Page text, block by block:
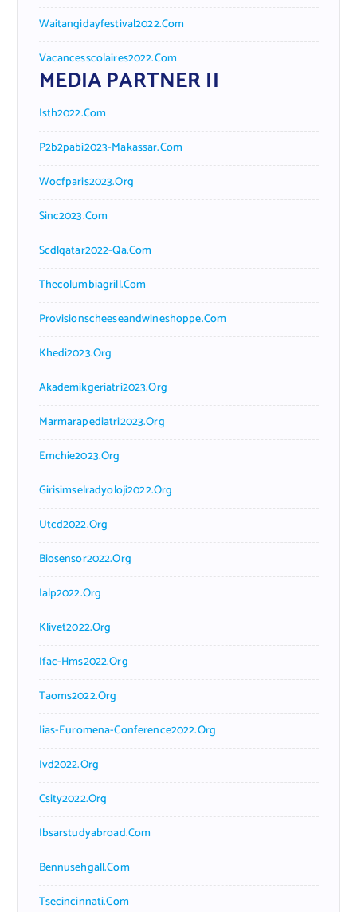
Waitangidayfestival2022.com
Vacancesscolaires2022.com
MEDIA PARTNER II
Isth2022.com
P2b2pabi2023-Makassar.com
Wocfparis2023.org
Sinc2023.com
Scdlqatar2022-Qa.com
Thecolumbiagrill.com
Provisionscheeseandwineshoppe.com
Khedi2023.org
Akademikgeriatri2023.org
Marmarapediatri2023.org
Emchie2023.org
Girisimselradyoloji2022.org
Utcd2022.org
Biosensor2022.org
Ialp2022.org
Klivet2022.org
Ifac-Hms2022.org
Taoms2022.org
Iias-Euromena-Conference2022.org
Ivd2022.org
Csity2022.org
Ibsarstudyabroad.com
Bennusehgall.com
Tsecincinnati.com